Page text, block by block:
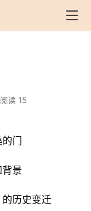
阅读 15
门
景
历史变迁